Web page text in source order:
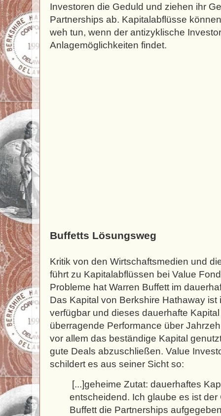
Investoren die Geduld und ziehen ihr
Partnerships ab. Kapitalabflüsse
weh tun, wenn der antizyklische
Anlagemöglichkeiten findet.
Buffetts Lösungsweg
Kritik von den Wirtschaftsmedien und
führt zu Kapitalabflüssen bei Value
Probleme hat Warren Buffett im
Das Kapital von Berkshire Hathaway ist
verfügbar und dieses dauerhafte
überragende Performance über
vor allem das beständige Kapital
gute Deals abzuschließen. Value
schildert es aus seiner Sicht so:
[...]geheime Zutat: dauerhaftes
entscheidend. Ich glaube es ist der
Buffett die Partnerships